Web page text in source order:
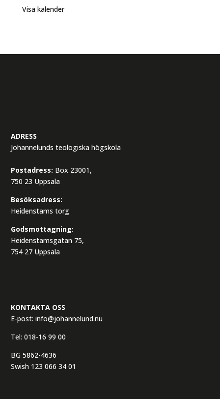
Visa kalender
ADRESS
Johannelunds teologiska högskola
Postadress: Box 23001,
750 23 Uppsala
Besöksadress:
Heidenstams torg
Godsmottagning:
Heidenstamsgatan 75,
754 27 Uppsala
KONTAKTA OSS
E-post:info@johannelund.nu
Tel:018-16 99 00
BG 5862-4636
Swish 123 066 34 01